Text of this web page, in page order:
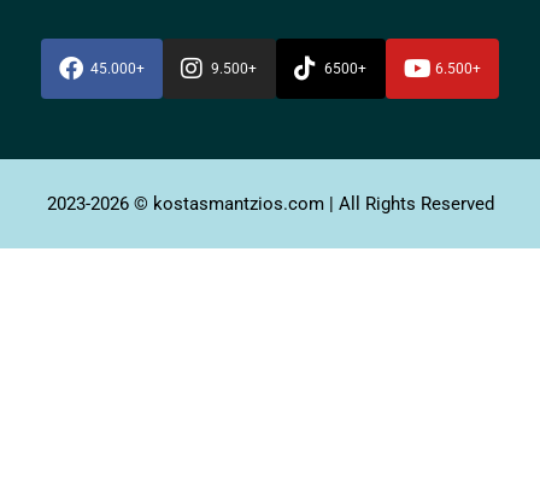
45.000+ 9.500+ 6500+ 6.500+
2023-2026 © kostasmantzios.com | All Rights Reserved